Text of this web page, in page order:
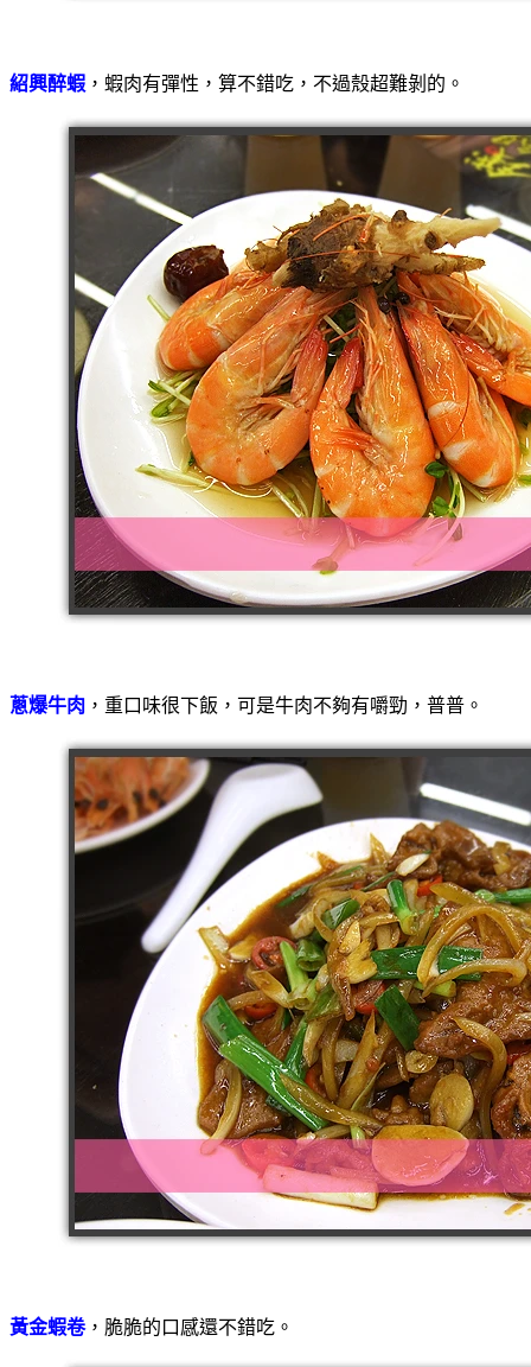
紹興醉蝦 ，蝦肉有彈性，算不錯吃，不過殼超難剝的。
蔥爆牛肉 ，重口味很下飯，可是牛肉不夠有嚼勁，普普。
黃金蝦卷，脆脆的口感還不錯吃。